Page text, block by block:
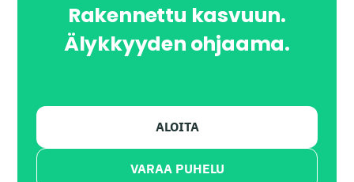
Rakennettu kasvuun.
Älykkyyden ohjaama.
ALOITA
VARAA PUHELU